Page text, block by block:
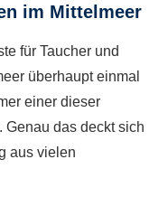
im Mittelmeer
für Taucher und
überhaupt einmal
einer dieser
Genau das deckt sich
aus vielen